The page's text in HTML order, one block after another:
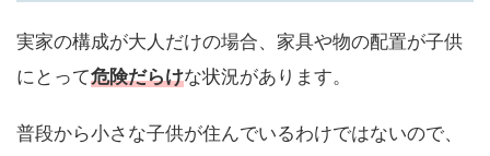
実家の構成が大人だけの場合、家具や物の配置が子供
にとって危険だらけな状況があります。
普段から小さな子供が住んでいるわけではないので、